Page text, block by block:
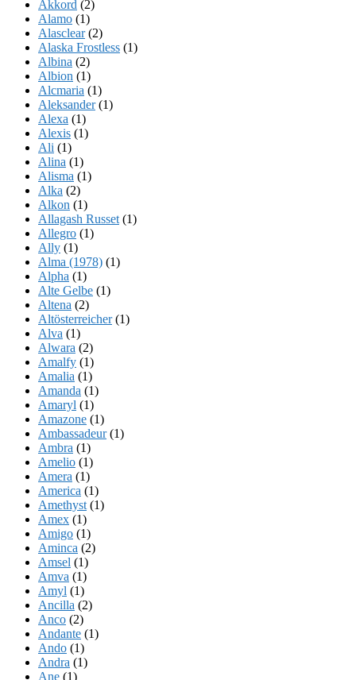
Akkord (2)
Alamo (1)
Alasclear(2)
Alaska Frostless (1)
Albina (2)
Albion (1)
Alcmaria (1)
Aleksander(1)
Alexa (1)
Alexis (1)
Ali (1)
Alina (1)
Alisma (1)
Alka (2)
Alkon (1)
Allagash Russet (1)
Allegro (1)
Ally (1)
Alma (1978) (1)
Alpha (1)
Alte Gelbe (1)
Altena (2)
Altösterreicher(1)
Alva (1)
Alwara (2)
Amalfy (1)
Amalia (1)
Amanda (1)
Amaryl (1)
Amazone (1)
Ambassadeur(1)
Ambra (1)
Amelio (1)
Amera (1)
America (1)
Amethyst (1)
Amex (1)
Amigo (1)
Aminca (2)
Amsel (1)
Amva (1)
Amyl (1)
Ancilla (2)
Anco (2)
Andante (1)
Ando (1)
Andra (1)
Ane (1)